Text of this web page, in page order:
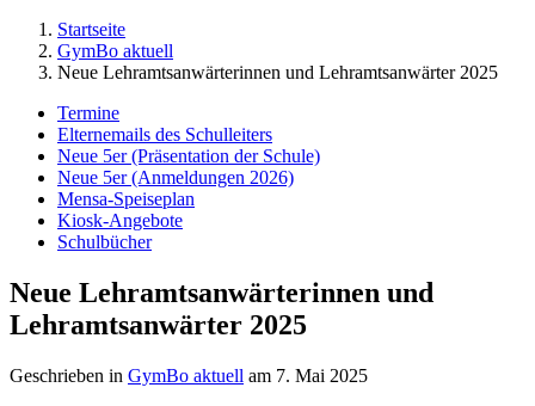
Startseite
GymBo aktuell
Neue Lehramtsanwärterinnen und Lehramtsanwärter 2025
Termine
Elternemails des Schulleiters
Neue 5er (Präsentation der Schule)
Neue 5er (Anmeldungen 2026)
Mensa-Speiseplan
Kiosk-Angebote
Schulbücher
Neue Lehramtsanwärterinnen und
Lehramtsanwärter 2025
Geschrieben in GymBo aktuell am 7. Mai 2025